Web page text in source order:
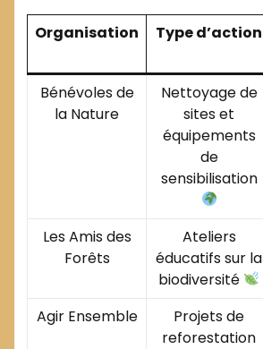
Organisation Type d’action
Bénévoles de
la Nature
Nettoyage de
sites et
équipements
de
sensibilisation
Les Amis des
Forêts
Ateliers
éducatifs sur la
biodiversité
Agir Ensemble
Projets de
reforestation